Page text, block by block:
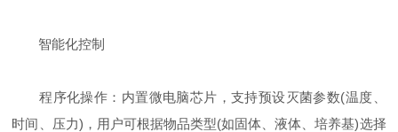
智能化控制
程序化操作：内置微电脑芯片，支持预设灭菌参数(温度、
时间、压力)，用户可根据物品类型(如固体、液体、培养基)选择